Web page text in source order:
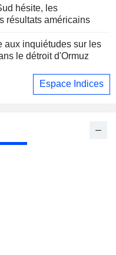
hésite, les
résultats américains
aux inquiétudes sur les
le détroit d'Ormuz
Espace Indices